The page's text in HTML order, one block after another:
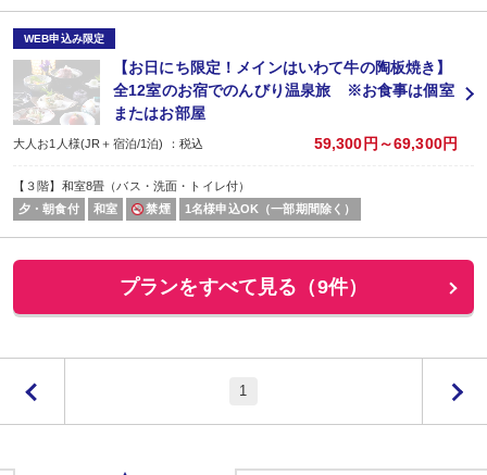
WEB申込み限定
【お日にち限定！メインはいわて牛の陶板焼き】
全12室のお宿でのんびり温泉旅 ※お食事は個室
またはお部屋
大人お1人様(JR＋宿泊/1泊) ：税込 59,300円～69,300円
【３階】和室8畳（バス・洗面・トイレ付）
夕・朝食付
和室 禁煙 1名様申込OK（一部期間除く）
プランをすべて見る（9件）
1